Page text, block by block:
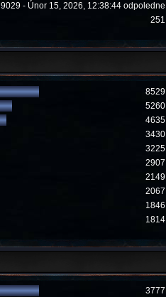
9029 - Únor 15, 2026, 12:38:44 odpoledne
251
8529
5260
4635
3430
3225
2907
2149
2067
1846
1814
3777